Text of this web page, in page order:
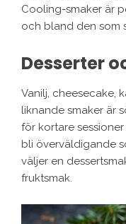
Cooling-smaker är
och bland den som
Desserter
Vanilj, cheesecake,
liknande smaker är
för kortare
bli överväldigande
väljer en
fruktsmak.